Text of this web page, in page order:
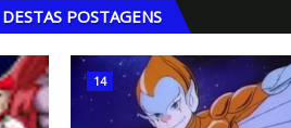
POSTAGENS
14